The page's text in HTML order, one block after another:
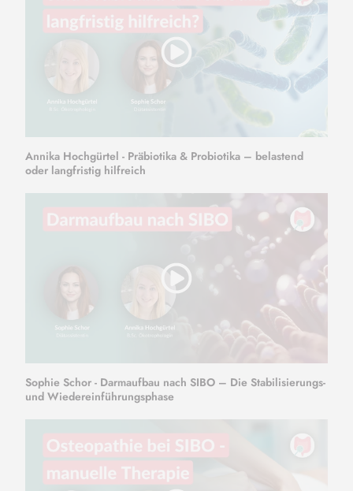
Annika Hochgürtel - Präbiotika & Probiotika – belastend
oder langfristig hilfreich
Sophie Schor - Darmaufbau nach SIBO – Die Stabilisierungs-
und Wiedereinführungsphase